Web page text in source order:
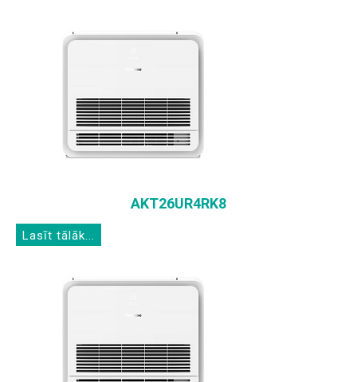
AKT26UR4RK8
Lasīt tālāk...